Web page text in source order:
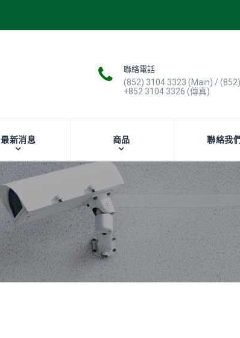
聯絡電話
(852) 3104 3323 (Main) /
+852 3104 3326 (傳真)
最新消息 商品 聯絡我